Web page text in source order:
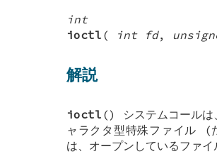
int
ioctl ( int fd,
解説
ioctl () システムコールは
ャラクタ型特殊ファイル (
は、オープンしているファイ